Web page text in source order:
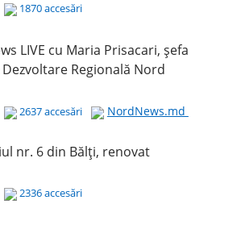
1870 accesări
LIVE cu Maria Prisacari, șefa
Regională Nord
2637 accesări NordNews.md
nr. 6 din Bălți, renovat
2336 accesări